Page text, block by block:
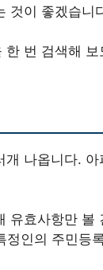
것이 좋겠습니
번 검색해
나옵니다.
유효사항만 볼
인의 주민등